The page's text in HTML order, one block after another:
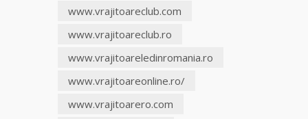
www.vrajitoareclub.com
www.vrajitoareclub.ro
www.vrajitoareledinromania.ro
www.vrajitoareonline.ro/
www.vrajitoarero.com